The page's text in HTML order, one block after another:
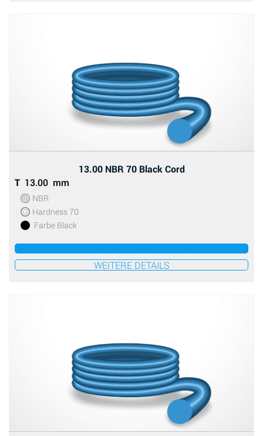
13.00 NBR 70 Black Cord
T 13.00 mm
Farbe Black
Hardness 70
NBR
WEITERE DETAILS